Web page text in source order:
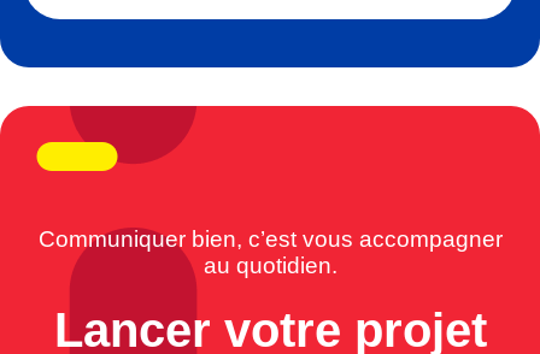
Communiquer bien, c’est vous accompagner
au quotidien.
Lancer votre projet